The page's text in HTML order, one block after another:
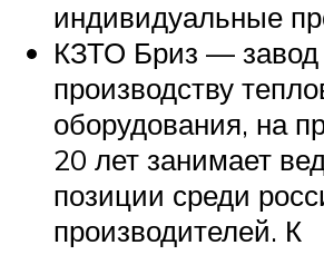
индивидуальные
КЗТО Бриз — завод
производству
оборудования, на
20 лет занимает
позиции среди
производителей. К